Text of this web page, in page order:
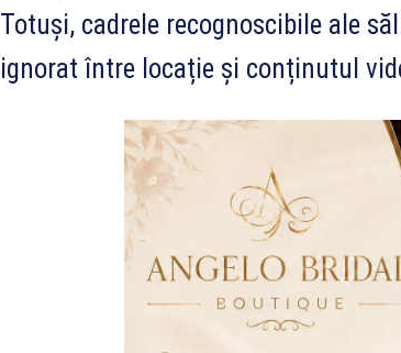
Totuși, cadrele recognoscibile ale
ignorat între locație și conținutul